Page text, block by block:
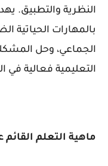
النظرية والتطبيق.
بالمهارات الحياتية
الجماعي، وحل
التعليمية فعالية في
ماهية التعلم